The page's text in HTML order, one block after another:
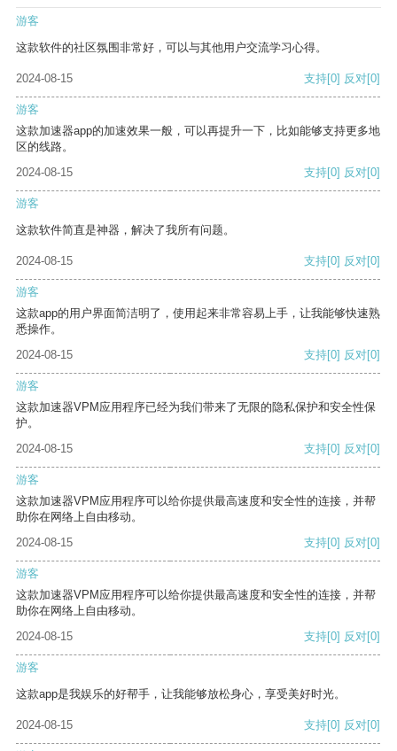
游客
这款软件的社区氛围非常好，可以与其他用户交流学习心得。
2024-08-15 支持[0] 反对[0]
游客
这款加速器app的加速效果一般，可以再提升一下，比如能够支持更多地
区的线路。
2024-08-15
支持[0] 反对[0]
游客
这款软件简直是神器，解决了我所有问题。
2024-08-15 支持[0] 反对[0]
游客
这款app的用户界面简洁明了，使用起来非常容易上手，让我能够快速熟
悉操作。
2024-08-15
支持[0] 反对[0]
游客
这款加速器VPM应用程序已经为我们带来了无限的隐私保护和安全性保
护。
2024-08-15
支持[0] 反对[0]
游客
这款加速器VPM应用程序可以给你提供最高速度和安全性的连接，并帮
助你在网络上自由移动。
2024-08-15
支持[0] 反对[0]
游客
这款加速器VPM应用程序可以给你提供最高速度和安全性的连接，并帮
助你在网络上自由移动。
2024-08-15
支持[0] 反对[0]
游客
这款app是我娱乐的好帮手，让我能够放松身心，享受美好时光。
2024-08-15 支持[0] 反对[0]